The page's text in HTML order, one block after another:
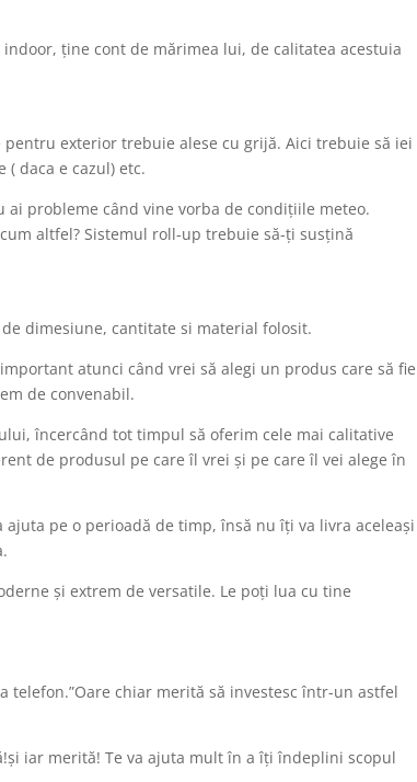
ține cont de mărimea lui, de calitatea acestuia
exterior trebuie alese cu grijă. Aici trebuie să iei
daca e cazul) etc.
probleme când vine vorba de condițiile meteo.
altfel? Sistemul roll-up trebuie să-ți susțină
dimesiune, cantitate si material folosit.
atunci când vrei să alegi un produs care să fie
de convenabil.
încercând tot timpul să oferim cele mai calitative
de produsul pe care îl vrei și pe care îl vei alege în
pe o perioadă de timp, însă nu îți va livra aceleași
și extrem de versatile. Le poți lua cu tine
chiar merită să investesc într-un astfel
iar merită! Te va ajuta mult în a îți îndeplini scopul